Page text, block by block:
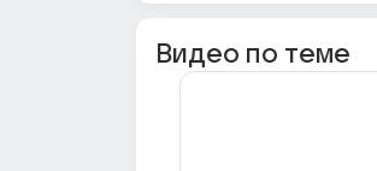
Видео по теме